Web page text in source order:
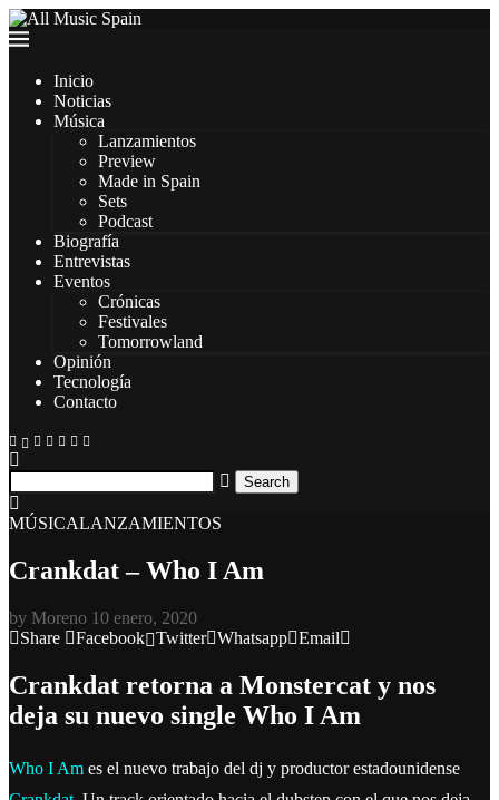
Inicio
Noticias
Música
Lanzamientos
Preview
Made in Spain
Sets
Podcast
Biografía
Entrevistas
Eventos
Crónicas
Festivales
Tomorrowland
Opinión
Tecnología
Contacto
Search
MÚSICALANZAMIENTOS
Crankdat – Who I Am
by Moreno 10 enero, 2020
Share
Facebook Twitter Whatsapp Email
Crankdat retorna a Monstercat y nos
deja su nuevo single Who I Am
Who I Am es el nuevo trabajo del dj y productor estadounidense